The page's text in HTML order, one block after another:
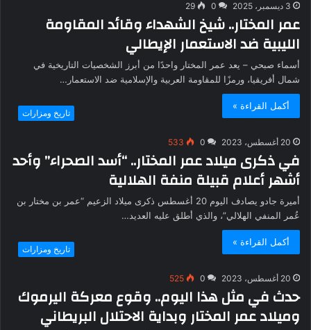
3 ديسمبر، 2025 0
29
عمر المختار.. شيخ الشهداء وقائد المقاومة
الليبية ضد الاستعمار الإيطالي
أسماء صبحي – يعد عمر المختار واحدًا من أبرز الشخصيات التاريخية في
شمال أفريقيا، ورمزًا للمقاومة العربية والإسلامية ضد الاستعمار…
أكمل القراءة »
تاريخ ومزارات
20 أغسطس، 2023 0
533
في ذكرى ميلاد عمر المختار.. “أسد الصحراء” وأحد
أشهر أعلام قبيلة منفة الهلالية
أميرة جادو يصادف اليوم 20 أغسطس ذكرى ميلاد الزعيم “عمر بن مختار بن
عُمر المنفي الهلالي”، والذي أطلق عليه العديد…
أكمل القراءة »
تاريخ ومزارات
20 أغسطس، 2023 0
525
حدث في مثل هذا اليوم.. وقوع معركة اليرموك
وميلاد عمر المختار وبداية الاحتلال البريطاني